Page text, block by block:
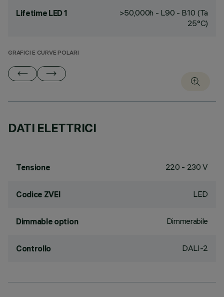
Lifetime LED 1
>50,000h - L90 - B10 (Ta
25°C)
GRAFICI E CURVE POLARI
DATI ELETTRICI
Tensione 220 - 230 V
Codice ZVEI LED
Dimmable option Dimmerabile
Controllo DALI-2